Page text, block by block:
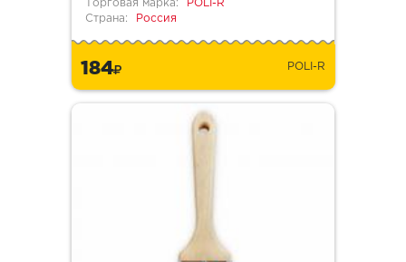
Торговая марка:
POLI-R
Страна:
Россия
184 POLI-R